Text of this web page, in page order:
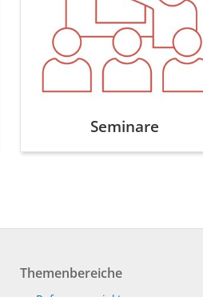
Seminare
Themenbereiche